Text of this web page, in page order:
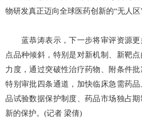
物研发真正迈向全球医药创新的“无人区”
蓝恭涛表示，下一步将审评资源更
点品种倾斜，特别是对新机制、新靶
力度，通过突破性治疗药物、附条件批
特别审批四条通道，加快临床急需药
品试验数据保护制度、药品市场独占
新的保护。(记者 梁倩)